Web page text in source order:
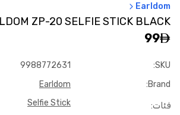
iPhone 17 Pro Max HK
Earldom
ZP-20 SELFIE STICK BLACK
99
SKU
:
9988772631
Brand
:
Earldom
فئات:
Selfie Stick